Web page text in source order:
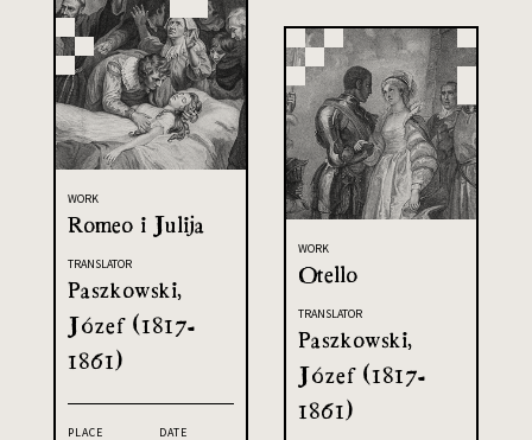
WORK
Romeo i Julija
TRANSLATOR
Paszkowski,
Józef (1817-
1861)
PLACE
DATE
WORK
Otello
TRANSLATOR
Paszkowski,
Józef (1817-
1861)